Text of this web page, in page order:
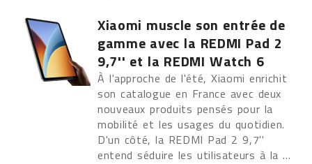
Xiaomi muscle son entrée de
gamme avec la REDMI Pad 2
9,7'' et la REDMI Watch 6
À l'approche de l'été, Xiaomi enrichit
son catalogue en France avec deux
nouveaux produits pensés pour la
mobilité et les usages du quotidien.
D'un côté, la REDMI Pad 2 9,7''
entend séduire les utilisateurs à la ...